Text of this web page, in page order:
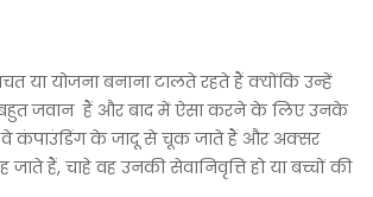
या योजना बनाना टालते रहते हैं क्योंकि उन्हें
जवान हैं और बाद में ऐसा करने के लिए उनके
वे कंपाउंडिंग के जादू से चूक जाते हैं और अक्सर
हैं, चाहे वह उनकी सेवानिवृत्ति हो या बच्चों की